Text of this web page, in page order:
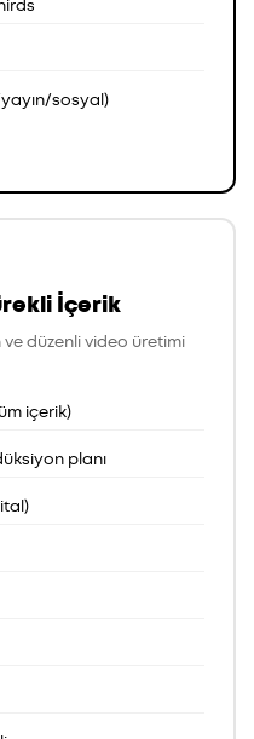
sosyal)
İçerik
düzenli video üretimi
içerik)
planı